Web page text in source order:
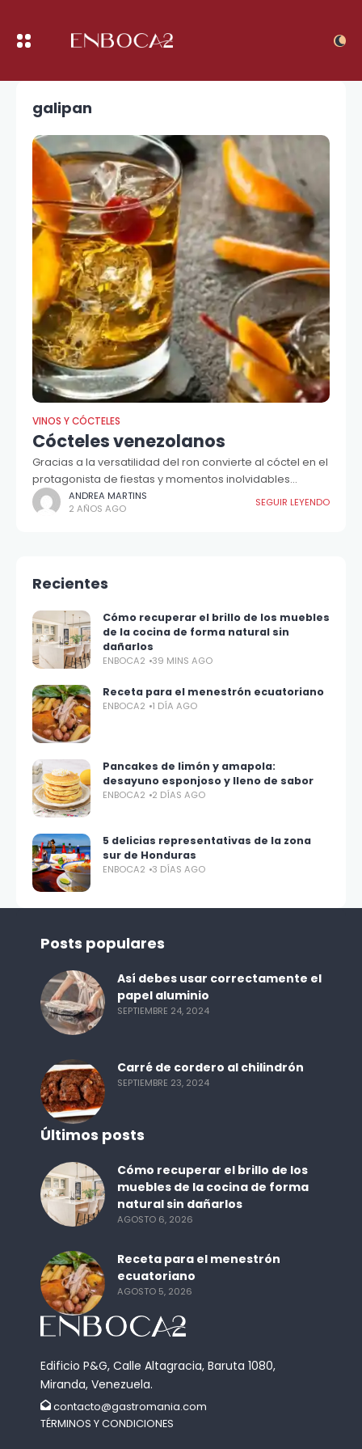
galipan
VINOS Y CÓCTELES
Cócteles venezolanos
Gracias a la versatilidad del ron convierte al cóctel en el
protagonista de fiestas y momentos inolvidables...
ANDREA MARTINS
2 AÑOS AGO
SEGUIR LEYENDO
Recientes
Cómo recuperar el brillo de los muebles
de la cocina de forma natural sin
dañarlos
ENBOCA2 39 MINS AGO
Receta para el menestrón ecuatoriano
ENBOCA2 1 DÍA AGO
Pancakes de limón y amapola:
desayuno esponjoso y lleno de sabor
ENBOCA2 2 DÍAS AGO
5 delicias representativas de la zona
sur de Honduras
ENBOCA2 3 DÍAS AGO
Edificio P&G, Calle Altagracia, Baruta 1080,
Miranda, Venezuela.
contacto@gastromania.com
TÉRMINOS Y CONDICIONES
Posts populares
Así debes usar correctamente el
papel aluminio
SEPTIEMBRE 24, 2024
Carré de cordero al chilindrón
SEPTIEMBRE 23, 2024
Últimos posts
Cómo recuperar el brillo de los
muebles de la cocina de forma
natural sin dañarlos
AGOSTO 6, 2026
Receta para el menestrón
ecuatoriano
AGOSTO 5, 2026